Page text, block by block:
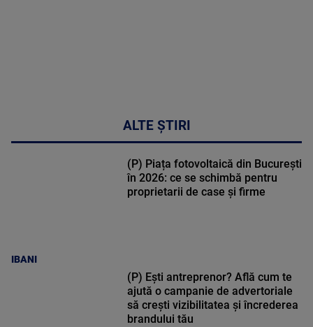
ALTE ȘTIRI
IBANI
(P) Piața fotovoltaică din București
în 2026: ce se schimbă pentru
proprietarii de case și firme
(P) Ești antreprenor? Află cum te
ajută o campanie de advertoriale
să crești vizibilitatea și încrederea
brandului tău